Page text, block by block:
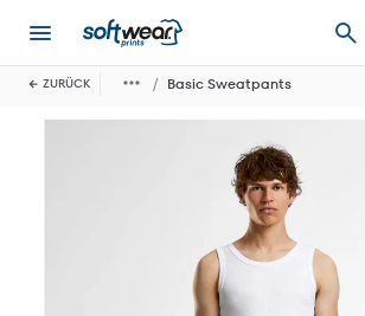
ZURÜCK Basic Sweatpants